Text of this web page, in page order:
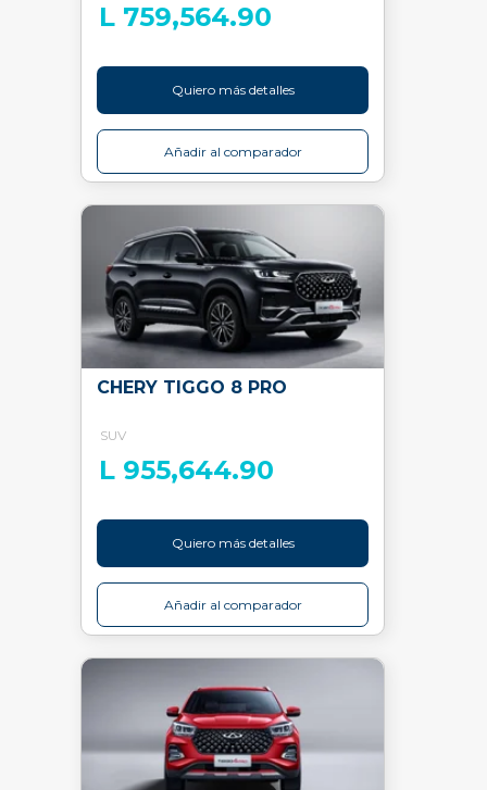
L 759,564.90
Quiero más detalles
Añadir al comparador
CHERY TIGGO 8 PRO
SUV
L 955,644.90
Quiero más detalles
Añadir al comparador